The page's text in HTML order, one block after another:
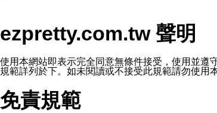
本公司/本服務將以通知型訊息傳送重要訊息給
本公司/本服務傳送之通知型訊息以對您有效且
2.該 LINE 帳號已在 LINE APP 設定中，同意接
3.LINE 帳號未封鎖傳送訊息之 LINE 官方帳號。
欲變更通知型訊息的設定，操作如下：
1.點選「主頁」＞「設定」
2.點選「隱私設定」
3.點選「提供使用資料」
ezpretty.com.tw 聲明
使用本網站即表示完全同意無條件接受，使用並遵
規範詳列於下。如未閱讀或不接受此規範請勿使用
免責規範